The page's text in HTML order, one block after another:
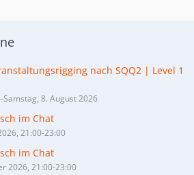
nach SQQ2 | Level 1
Samstag, 8. August 2026
im Chat
21:00-23:00
im Chat
2026, 21:00-23:00